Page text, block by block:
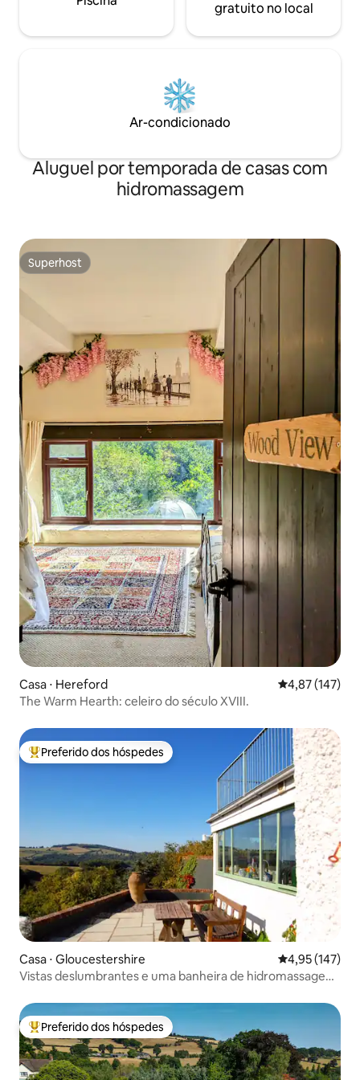
gratuito no local
Ar-condicionado
Aluguel por temporada de casas com
hidromassagem
Superhost
Superhost
Casa ⋅ Hereford 4,87 de uma
4,87 (147)
The Warm Hearth: celeiro do século XVIII.
Entre os melhores preferidos dos hóspedes
Preferido dos hóspedes
Casa ⋅ Gloucestershire 4,95 de uma
4,95 (147)
Vistas deslumbrantes e uma banheira de hidromassagem
Entre os melhores preferidos dos hóspedes
Preferido dos hóspedes